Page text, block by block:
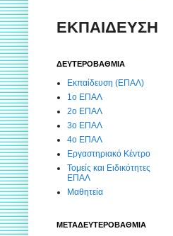
ΕΚΠΑΙΔΕΥΣΗ
ΔΕΥΤΕΡΟΒΑΘΜΙΑ
Εκπαίδευση (ΕΠΑΛ)
1ο ΕΠΑΛ
2ο ΕΠΑΛ
3ο ΕΠΑΛ
4ο ΕΠΑΛ
Εργαστηριακό Κέντρο
Τομείς και Ειδικότητες
ΕΠΑΛ
Μαθητεία
ΜΕΤΑΔΕΥΤΕΡΟΒΑΘΜΙΑ